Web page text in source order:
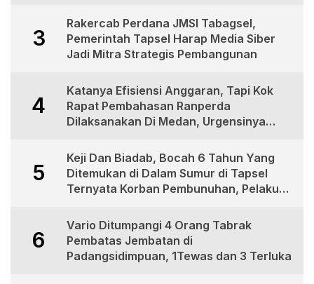
3
Rakercab Perdana JMSI Tabagsel,
Pemerintah Tapsel Harap Media Siber
Jadi Mitra Strategis Pembangunan
4
Katanya Efisiensi Anggaran, Tapi Kok
Rapat Pembahasan Ranperda
Dilaksanakan Di Medan, Urgensinya
5
Keji Dan Biadab, Bocah 6 Tahun Yang
Ditemukan di Dalam Sumur di Tapsel
Ternyata Korban Pembunuhan, Pelaku
6
Vario Ditumpangi 4 Orang Tabrak
Pembatas Jembatan di
Padangsidimpuan, 1Tewas dan 3 Terluka